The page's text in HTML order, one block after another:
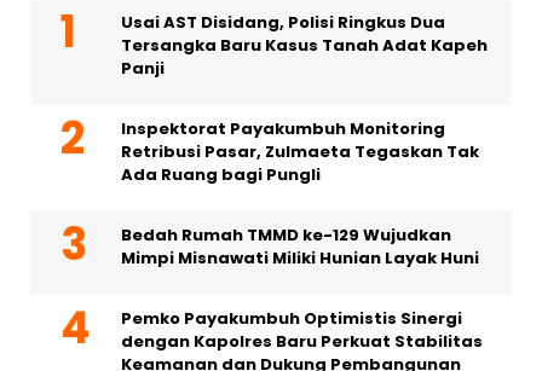
Usai AST Disidang, Polisi Ringkus Dua
Tersangka Baru Kasus Tanah Adat Kapeh
Panji
Inspektorat Payakumbuh Monitoring
Retribusi Pasar, Zulmaeta Tegaskan Tak
Ada Ruang bagi Pungli
Bedah Rumah TMMD ke-129 Wujudkan
Mimpi Misnawati Miliki Hunian Layak Huni
Pemko Payakumbuh Optimistis Sinergi
dengan Kapolres Baru Perkuat Stabilitas
Keamanan dan Dukung Pembangunan